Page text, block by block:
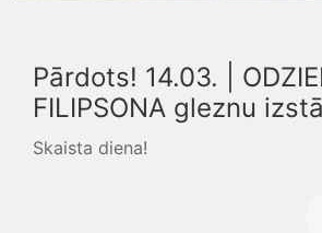
Pārdots! 14.03. |
FILIPSONA gleznu
Skaista diena!